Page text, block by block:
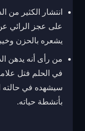
انتشار الكثير
على عجز الرائي
يشعره بالحزن
من رأى أنه يدهن
في الحلم فتل
سيشهده في حالته
بأنشطة حياته.